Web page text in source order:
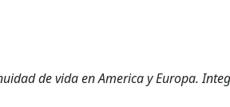
de vida en America y Europa.